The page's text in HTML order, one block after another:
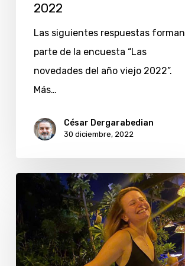
2022
Las siguientes respuestas forman
parte de la encuesta “Las
novedades del año viejo 2022”.
Más…
César Dergarabedian
30 diciembre, 2022
y
sus
novedades